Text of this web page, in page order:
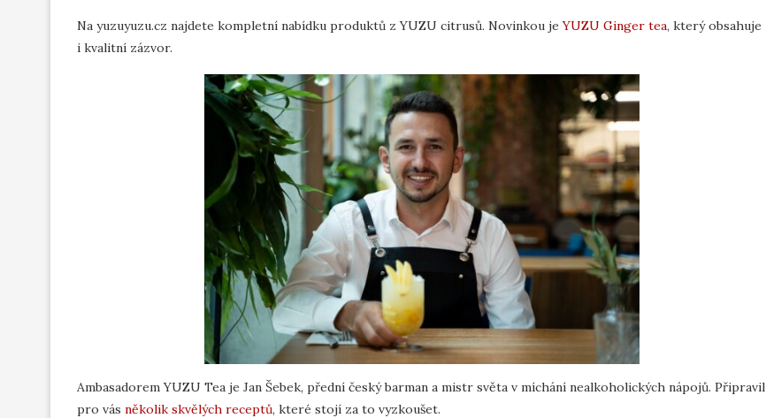
Na yuzuyuzu.cz najdete kompletní nabídku produktů z YUZU citrusů. Novinkou jeYUZU Ginger tea, který obsahuje
i kvalitní zázvor.
Ambasadorem YUZU Tea je Jan Šebek, přední český barman a mistr světa v míchání nealkoholických nápojů. Připravil
pro vás několik skvělých receptů, které stojí za to vyzkoušet.